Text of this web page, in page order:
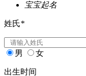
宝宝起名
姓氏*
男 女
出生时间